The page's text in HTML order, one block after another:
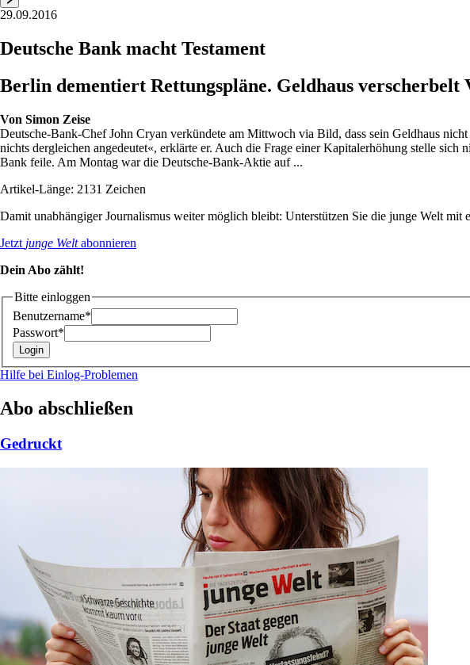
29.09.2016
Deutsche Bank macht Testament
Berlin dementiert Rettungspläne. Geldhaus verscherbelt
Von Simon Zeise
Deutsche-Bank-Chef John Cryan verkündete am Mittwoch via Bild, dass sein Geldhaus
nichts dergleichen angedeutet«, erklärte er. Auch die Frage einer Kapital­erhöhung stelle
Bank feile. Am Montag war die Deutsche-Bank-Aktie auf ...
Artikel-Länge: 2131 Zeichen
Damit unabhängiger Journalismus weiter möglich bleibt: Unterstützen Sie die junge Welt
Jetzt junge Weltabonnieren
Dein Abo zählt!
Bitte einloggen
Benutzername*
Passwort*
Hilfe bei Einlog-Problemen
Abo abschließen
Gedruckt